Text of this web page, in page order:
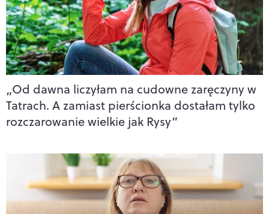
„Od dawna liczyłam na cudowne zaręczyny w
Tatrach. A zamiast pierścionka dostałam tylko
rozczarowanie wielkie jak Rysy”